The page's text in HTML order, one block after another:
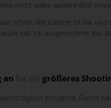
nicht jedes weitere Bild
schön, die Galerie ist da,
soll ich ausgerechnet das
an größeres